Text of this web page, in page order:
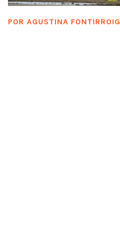
POR AGUSTINA FONTIRROIG